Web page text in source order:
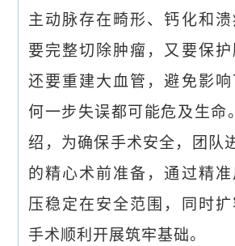
主动脉存在畸形、钙化和
要完整切除肿瘤，又要保护
还要重建大血管，避免影
何一步失误都可能危及生命
绍，为确保手术安全，团队
的精心术前准备，通过精
压稳定在安全范围，同时
手术顺利开展筑牢基础。